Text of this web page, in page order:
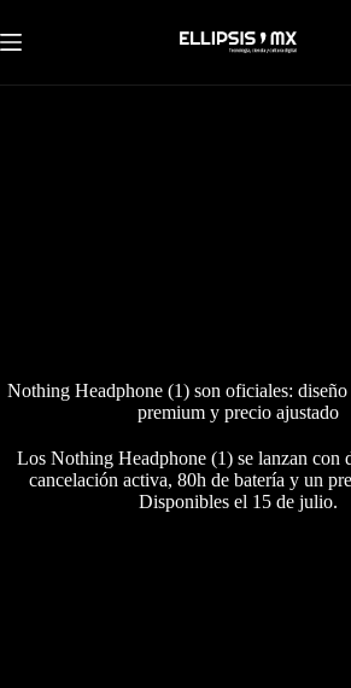
al
contenido
Nothing Headphone (1) son oficiales:
premium y precio ajustado
Los Nothing Headphone (1) se lanzan con
cancelación activa, 80h de batería y un
Disponibles el 15 de julio.